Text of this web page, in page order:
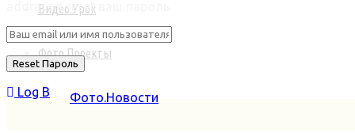
Видео.Урок
Фото.Проекты
Фото.Новости
address в reset ваш пароль.
Log В